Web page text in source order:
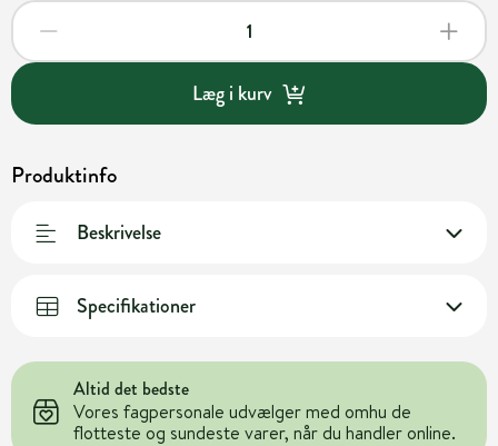
Læg i kurv
Produktinfo
Beskrivelse
Specifikationer
Altid det bedste
Vores fagpersonale udvælger med omhu de
flotteste og sundeste varer, når du handler online.